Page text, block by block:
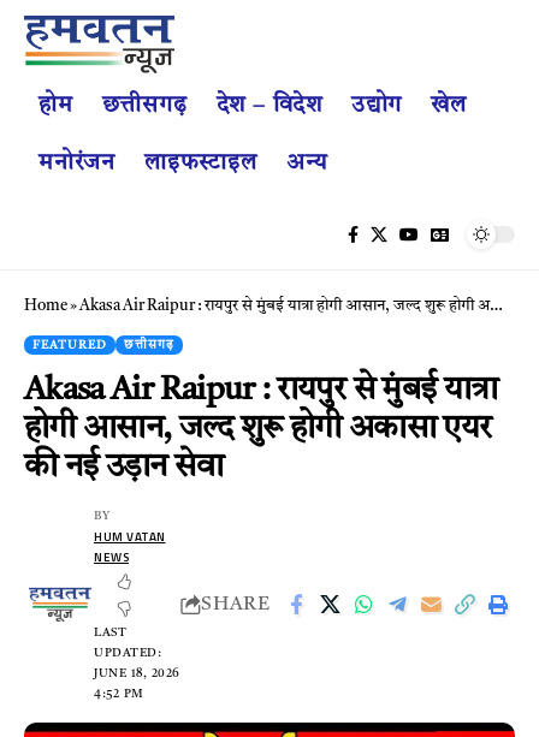
होम छत्तीसगढ़ देश – विदेश उद्योग खेल
मनोरंजन लाइफस्टाइल अन्य
Home» Akasa Air Raipur : रायपुर से मुंबई यात्रा होगी आसान, जल्द शुरू होगी अकासा एयर की नई उड़ान सेवा
FEATURED छत्तीसगढ़
Akasa Air Raipur : रायपुर से मुंबई यात्रा
होगी आसान, जल्द शुरू होगी अकासा एयर
की नई उड़ान सेवा
LAST
UPDATED:
JUNE 18, 2026
4:52 PM
BY
HUM VATAN
NEWS
SHARE